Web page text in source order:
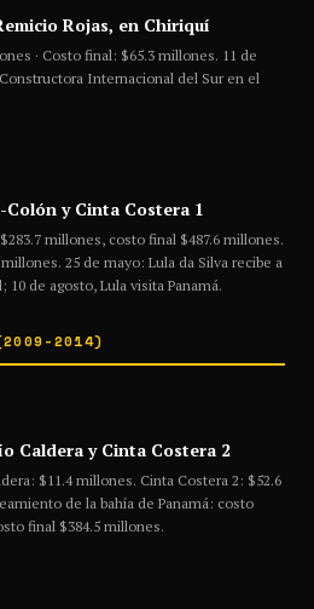
Rojas, en Chiriquí
· Costo final: $65.3 millones. 11 de
Internacional del Sur en el
y Cinta Costera 1
millones, costo final $487.6 millones.
25 de mayo: Lula da Silva recibe a
10 de agosto, Lula visita Panamá.
2014)
Caldera y Cinta Costera 2
$11.4 millones. Cinta Costera 2: $52.6
de la bahía de Panamá: costo
final $384.5 millones.